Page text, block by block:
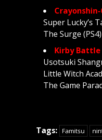
Super Lucky’s
The Surge
Kirby Battle
Usotsuki
Little Witch
The Game
Tags: Famitsu